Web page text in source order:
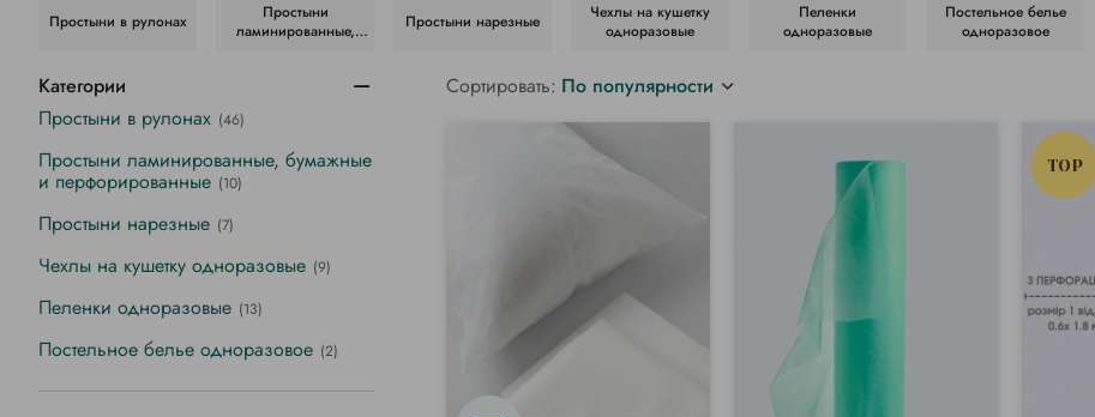
Простыни в рулонах
Простыни
ламинированные,
Простыни нарезные
Чехлы на кушетку
одноразовые
Пеленки
одноразовые
Постельное белье
одноразовое
Категории
Простыни в рулонах (46)
Простыни ламинированные, бумажные
и перфорированные (10)
Простыни нарезные (7)
Чехлы на кушетку одноразовые (9)
Пеленки одноразовые (13)
Постельное белье одноразовое (2)
Сортировать: По популярности
TOP